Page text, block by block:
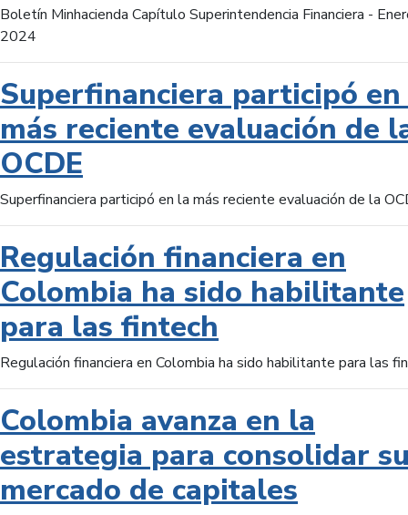
Boletín Minhacienda Capítulo Superintendencia Financiera -
2024
Superfinanciera participó
más reciente evaluación de
OCDE
Superfinanciera participó en la más reciente evaluación de la
Regulación financiera en
Colombia ha sido habilitante
para las fintech
Regulación financiera en Colombia ha sido habilitante para las
Colombia avanza en la
estrategia para consolidar
mercado de capitales